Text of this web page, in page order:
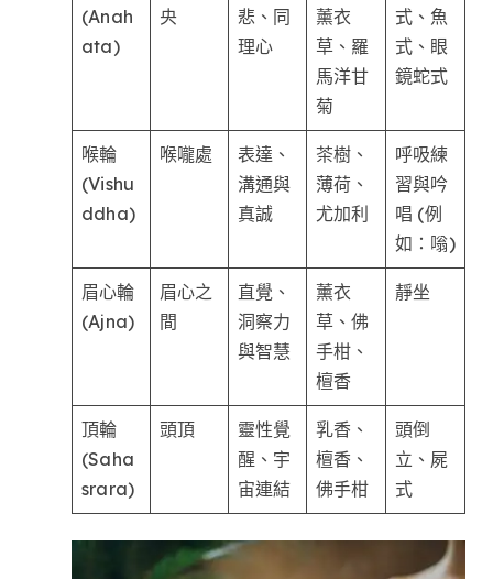
(Anah
ata)
央
悲、同
理心
薰衣
草、羅
馬洋甘
菊
式、魚
式、眼
鏡蛇式
喉輪
(Vishu
ddha)
喉嚨處
表達、
溝通與
真誠
茶樹、
薄荷、
尤加利
呼吸練
習與吟
唱 (例
如：嗡)
眉心輪
(Ajna)
眉心之
間
直覺、
洞察力
與智慧
薰衣
草、佛
手柑、
檀香
靜坐
頂輪
(Saha
srara)
頭頂
靈性覺
醒、宇
宙連結
乳香、
檀香、
佛手柑
頭倒
立、屍
式